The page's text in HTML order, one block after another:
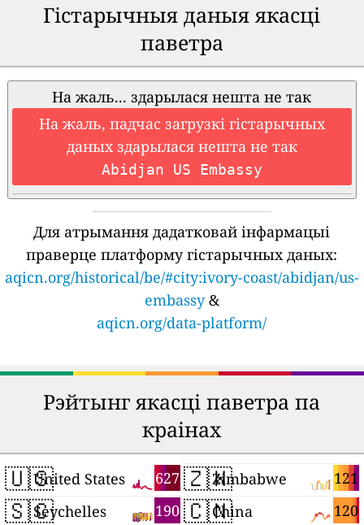
Гістарычныя даныя якасці
паветра
На жаль... здарылася нешта не так
На жаль, падчас загрузкі гістарычных
даных здарылася нешта не так
Abidjan US Embassy
Для атрымання дадатковай інфармацыі
праверце платформу гістарычных даных:
aqicn.org/historical/be/#city:ivory-coast/abidjan/us-
embassy&
aqicn.org/data-platform/
Рэйтынг якасці паветра па
краінах
🇺🇸 627
United States
🇸🇨 190
Seychelles
🇿🇼 121
Zimbabwe
🇨🇳 120
China